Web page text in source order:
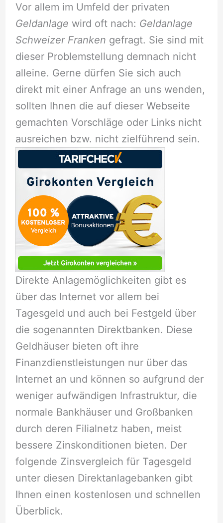
Vor allem im Umfeld der privaten
Geldanlage wird oft nach: Geldanlage
Schweizer Franken gefragt. Sie sind mit
dieser Problemstellung demnach nicht
alleine. Gerne dürfen Sie sich auch
direkt mit einer Anfrage an uns wenden,
sollten Ihnen die auf dieser Webseite
gemachten Vorschläge oder Links nicht
ausreichen bzw. nicht zielführend sein.
Direkte Anlagemöglichkeiten gibt es
über das Internet vor allem bei
Tagesgeld und auch bei Festgeld über
die sogenannten Direktbanken. Diese
Geldhäuser bieten oft ihre
Finanzdienstleistungen nur über das
Internet an und können so aufgrund der
weniger aufwändigen Infrastruktur, die
normale Bankhäuser und Großbanken
durch deren Filialnetz haben, meist
bessere Zinskonditionen bieten. Der
folgende Zinsvergleich für Tagesgeld
unter diesen Direktanlagebanken gibt
Ihnen einen kostenlosen und schnellen
Überblick.